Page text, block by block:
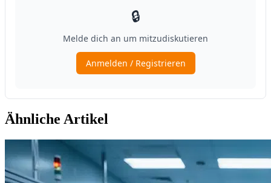
Ähnliche Artikel